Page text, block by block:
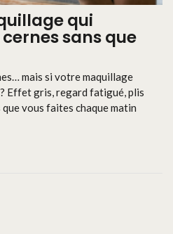
qui
sans que
mais si votre maquillage
Effet gris, regard fatigué, plis
vous faites chaque matin